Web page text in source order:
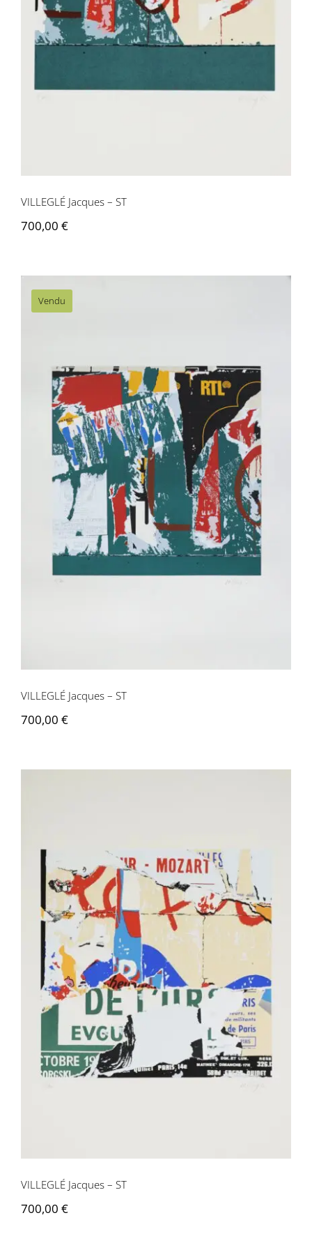
Contactez-nous
VILLEGLÉ Jacques – ST
700,00 €
Vendu
VILLEGLÉ Jacques – ST
VILLEGLÉ Jacques – ST
700,00 €
VILLEGLÉ Jacques – ST
VILLEGLÉ Jacques – ST
700,00 €